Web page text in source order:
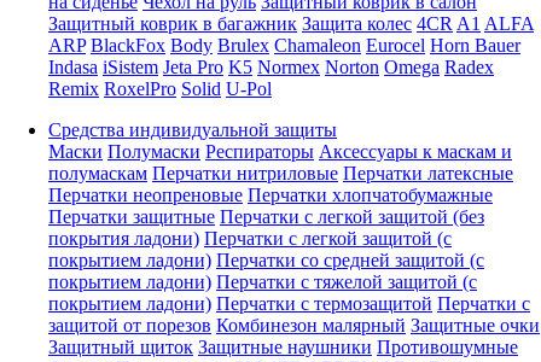
Защитный коврик в багажник Защита колес 4CR A1 ALFA
ARP BlackFox Body Brulex Chamaleon Eurocel Horn Bauer
Indasa iSistem Jeta Pro K5 Normex Norton Omega Radex
Remix RoxelPro Solid U-Pol
Средства индивидуальной защиты
Маски Полумаски Респираторы Аксессуары к маскам и
полумаскам Перчатки нитриловые Перчатки латексные
Перчатки неопреновые Перчатки хлопчатобумажные
Перчатки защитные Перчатки с легкой защитой (без
покрытия ладони) Перчатки с легкой защитой (с
покрытием ладони) Перчатки со средней защитой (с
покрытием ладони) Перчатки с тяжелой защитой (с
покрытием ладони) Перчатки с термозащитой Перчатки с
защитой от порезов Комбинезон малярный Защитные очки
Защитный щиток Защитные наушники Противошумные